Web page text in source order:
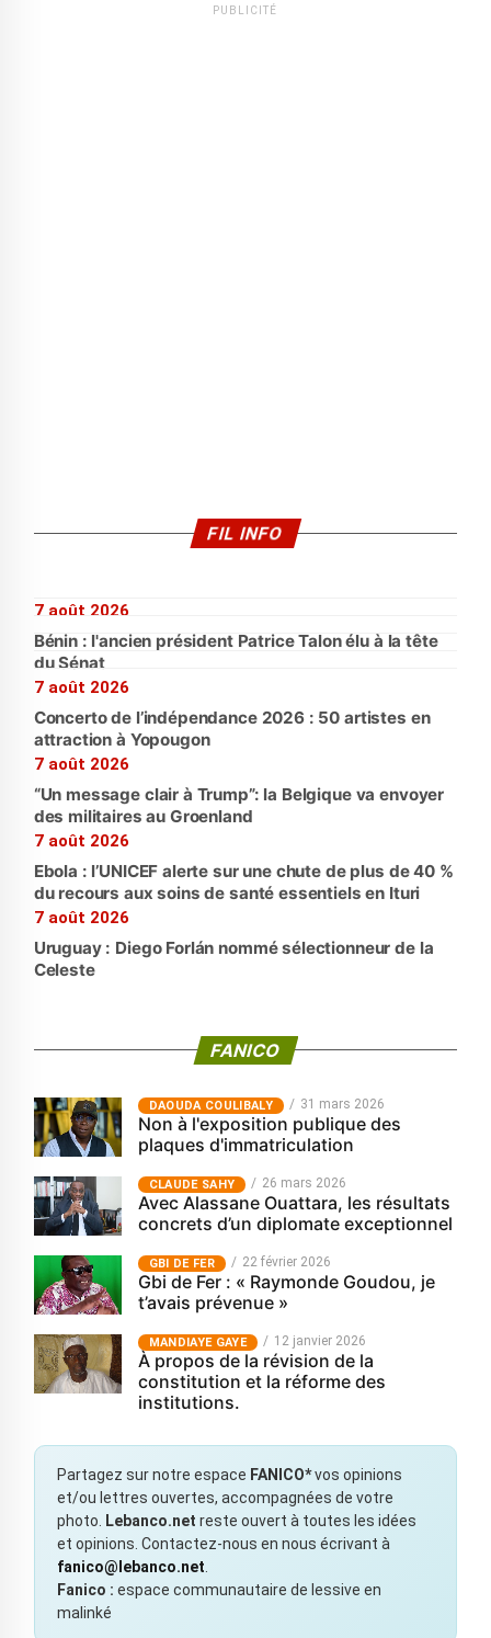
PUBLICITÉ
FIL INFO
7 août 2026
Bénin : l'ancien président Patrice Talon élu à la tête
du Sénat
7 août 2026
Concerto de l’indépendance 2026 : 50 artistes en
attraction à Yopougon
7 août 2026
“Un message clair à Trump”: la Belgique va envoyer
des militaires au Groenland
7 août 2026
Ebola : l’UNICEF alerte sur une chute de plus de 40 %
du recours aux soins de santé essentiels en Ituri
7 août 2026
Uruguay : Diego Forlán nommé sélectionneur de la
Celeste
FANICO
‎DAOUDA COULIBALY 31 mars 2026
Non à l'exposition publique des
plaques d'immatriculation
CLAUDE SAHY 26 mars 2026
Avec Alassane Ouattara, les résultats
concrets d’un diplomate exceptionnel
GBI DE FER 22 février 2026
Gbi de Fer : « Raymonde Goudou, je
t’avais prévenue »
MANDIAYE GAYE 12 janvier 2026
À propos de la révision de la
constitution et la réforme des
institutions.
Partagez sur notre espace FANICO*vos opinions
et/ou lettres ouvertes, accompagnées de votre
photo.
Lebanco.net reste ouvert à toutes les idées
et opinions. Contactez-nous en nous écrivant à
fanico@lebanco.net
Fanico : espace communautaire de lessive en
malinké